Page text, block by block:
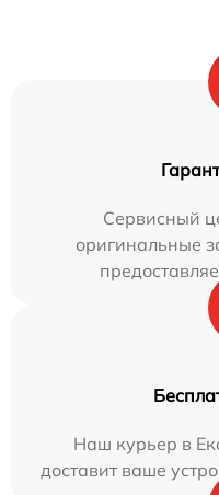
Сервисный
оригинальные
Наш курьер в
доставит ваше